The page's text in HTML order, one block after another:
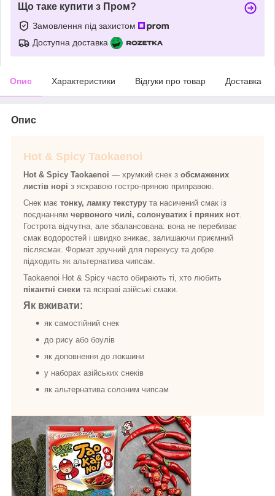
Що таке купити з Пром?
Замовлення під захистом
Доступна доставка
Опис Характеристики Відгуки про товар Доставка
Опис
Hot & Spicy Taokaenoi
Hot & Spicy Taokaenoi — хрумкий снек з обсмажених
листів норі з яскравою гостро-пряною приправою.
Снек має тонку, ламку текстуру та насичений смак із
поєднанням червоного чилі, солонуватих і пряних нот
Гострота відчутна, але збалансована: вона не перебиває
смак водоростей і швидко зникає, залишаючи приємний
післясмак. Формат зручний для перекусу та добре
підходить як альтернатива чипсам.
Taokaenoi Hot & Spicy часто обирають ті, хто любить
пікантні снеки та яскраві азійські смаки.
Як вживати:
як самостійний снек
до рису або боулів
як доповнення до локшини
у наборах азійських снеків
як альтернатива солоним чипсам